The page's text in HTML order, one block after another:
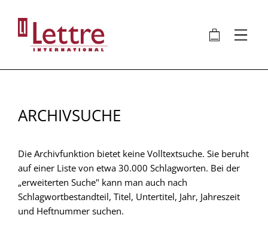
Inhalt
🛍 ⋮
ARCHIVSUCHE
Die Archivfunktion bietet keine Volltextsuche. Sie beruht
auf einer Liste von etwa 30.000 Schlagworten. Bei der
„erweiterten Suche" kann man auch nach
Schlagwortbestandteil, Titel, Untertitel, Jahr, Jahreszeit
und Heftnummer suchen.